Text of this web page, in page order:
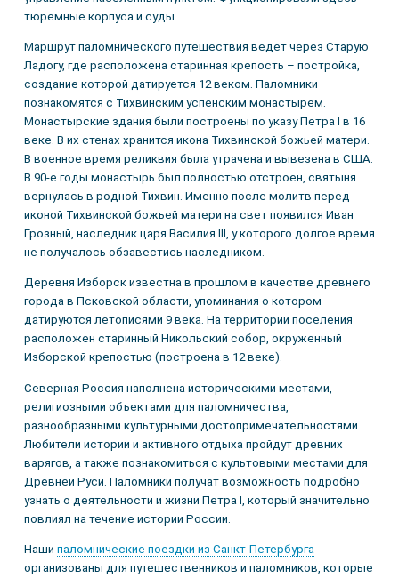
тюремные корпуса и суды.
Маршрут паломнического путешествия ведет через Старую
Ладогу, где расположена старинная крепость – постройка,
создание которой датируется 12 веком. Паломники
познакомятся с Тихвинским успенским монастырем.
Монастырские здания были построены по указу Петра I в 16
веке. В их стенах хранится икона Тихвинской божьей матери.
В военное время реликвия была утрачена и вывезена в США.
В 90-е годы монастырь был полностью отстроен, святыня
вернулась в родной Тихвин. Именно после молитв перед
иконой Тихвинской божьей матери на свет появился Иван
Грозный, наследник царя Василия III, у которого долгое время
не получалось обзавестись наследником.
Деревня Изборск известна в прошлом в качестве древнего
города в Псковской области, упоминания о котором
датируются летописями 9 века. На территории поселения
расположен старинный Никольский собор, окруженный
Изборской крепостью (построена в 12 веке).
Северная Россия наполнена историческими местами,
религиозными объектами для паломничества,
разнообразными культурными достопримечательностями.
Любители истории и активного отдыха пройдут древних
варягов, а также познакомиться с культовыми местами для
Древней Руси. Паломники получат возможность подробно
узнать о деятельности и жизни Петра I, который значительно
повлиял на течение истории России.
Наши паломнические поездки из Санкт-Петербурга
организованы для путешественников и паломников, которые